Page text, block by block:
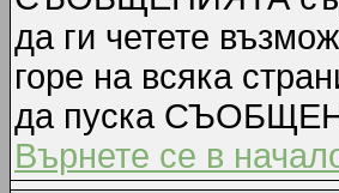
да ги четете
горе на всяка
да пуска
Върнете се в